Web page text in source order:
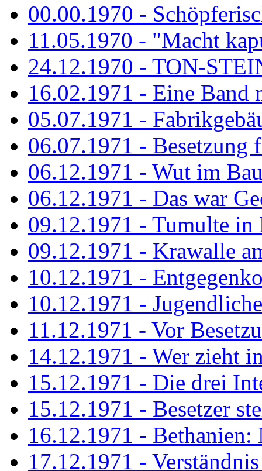
00.00.1970 -
11.05.1970 - "Macht
24.12.1970 - TON-
16.02.1971 - Eine Band
05.07.1971 -
06.07.1971 - Besetzung
06.12.1971 - Wut im
06.12.1971 - Das war
09.12.1971 - Tumulte in
09.12.1971 - Krawalle
10.12.1971 -
10.12.1971 -
11.12.1971 - Vor
14.12.1971 - Wer zieht
15.12.1971 - Die drei
15.12.1971 - Besetzer
16.12.1971 - Bethanien:
17.12.1971 -